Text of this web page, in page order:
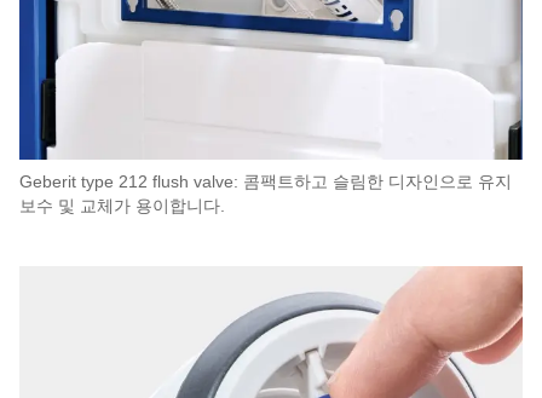
Geberit type 212 flush valve: 콤팩트하고 슬림한 디자인으로 유지
보수 및 교체가 용이합니다.